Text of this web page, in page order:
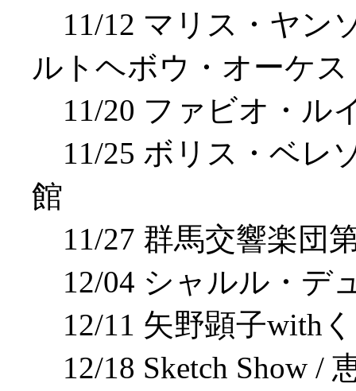
11/12 マリス・ヤン
ルトヘボウ・オーケ
11/20 ファビオ・ル
11/25 ボリス・ベレ
館
11/27 群馬交響楽団
12/04 シャルル・デ
12/11 矢野顕子with
12/18 Sketch Show /